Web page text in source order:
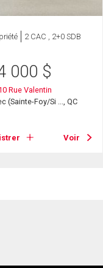
2 CAC , 2+0 SDB
000 $
Rue Valentin
(Sainte-Foy/Si ..., QC
Voir